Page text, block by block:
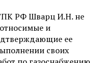
РФ Шварц И.Н. не
и
ее
своих